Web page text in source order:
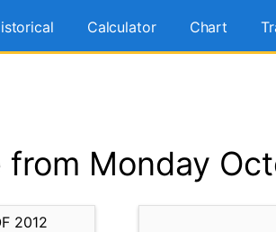
Calculator Chart
from Monday
2012